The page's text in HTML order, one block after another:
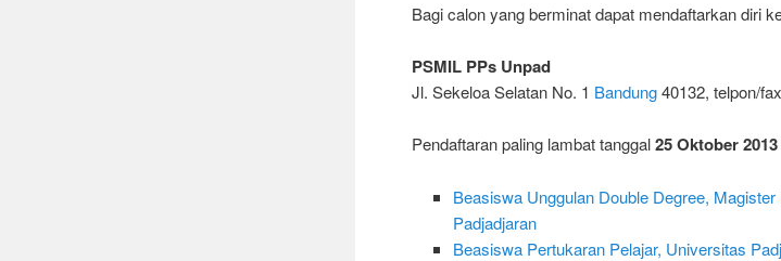
Bagi calon yang berminat dapat mendaftarkan diri
PSMIL PPs Unpad
Jl. Sekeloa Selatan No. 1 Bandung40132, telpon/
Pendaftaran paling lambat tanggal25 Oktober 2013
Beasiswa Unggulan Double Degree,
Padjadjaran
Beasiswa Pertukaran Pelajar, Universitas